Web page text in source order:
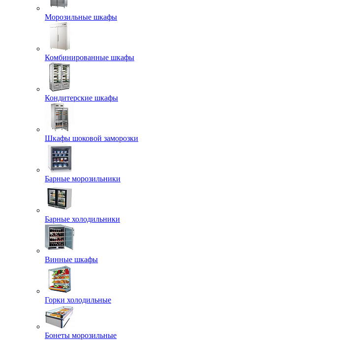
Морозильные шкафы
Комбинированные шкафы
Кондитерские шкафы
Шкафы шоковой заморозки
Барные морозильники
Барные холодильники
Винные шкафы
Горки холодильные
Бонеты морозильные